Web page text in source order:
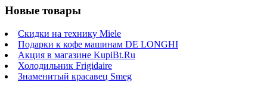
Новые товары
Скидки на технику Miele
Подарки к кофе машинам DE LONGHI
Акция в магазине KupiBt.Ru
Холодильник Frigidaire
Знаменитый красавец Smeg